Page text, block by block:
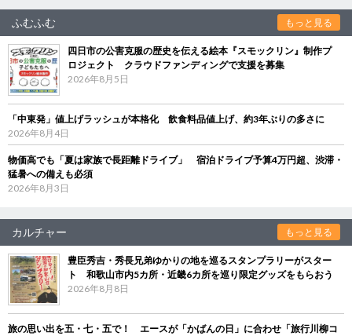
ふむふむ もっと見る
四日市の公害克服の歴史を伝える絵本『スモックリン』制作プ
ロジェクト クラウドファンディングで支援を募集
2026年8月5日
「中東発」値上げラッシュが本格化 飲食料品値上げ、約3年ぶりの多さに
2026年8月4日
物価高でも「夏は家族で長距離ドライブ」 宿泊ドライブ予算4万円超、渋滞・
猛暑への備えも必須
2026年8月3日
カルチャー もっと見る
豊臣秀吉・秀長兄弟ゆかりの地を巡るスタンプラリーがスター
ト 和歌山市内5カ所・近畿6カ所を巡り限定グッズをもらおう
2026年8月8日
旅の思い出を五・七・五で！ エースが「かばんの日」に合わせ「旅行川柳コ